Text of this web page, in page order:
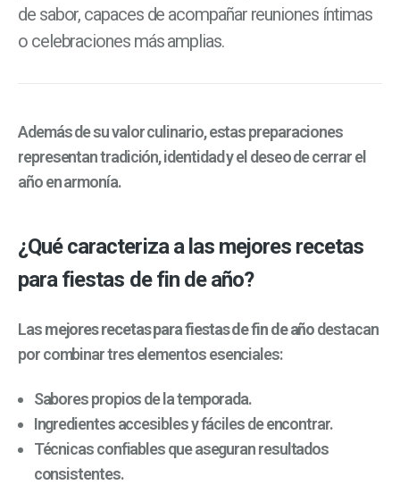
de sabor, capaces de acompañar reuniones íntimas
o celebraciones más amplias.
Además de su valor culinario, estas preparaciones
representan tradición, identidad y el deseo de cerrar el
año en armonía.
¿Qué caracteriza a las mejores recetas
para fiestas de fin de año?
Lasmejores recetas para fiestas de fin de añodestacan
por combinar tres elementos esenciales:
Sabores propios de la temporada.
Ingredientes accesibles y fáciles de encontrar.
Técnicas confiables que aseguran resultados
consistentes.